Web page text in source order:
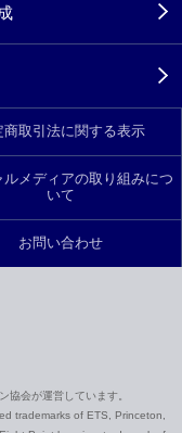
商取引法に関する表示
ルメディアの取り組みにつ
いて
お問い合わせ
協会が運営しています。
trademarks of ETS, Princeton,